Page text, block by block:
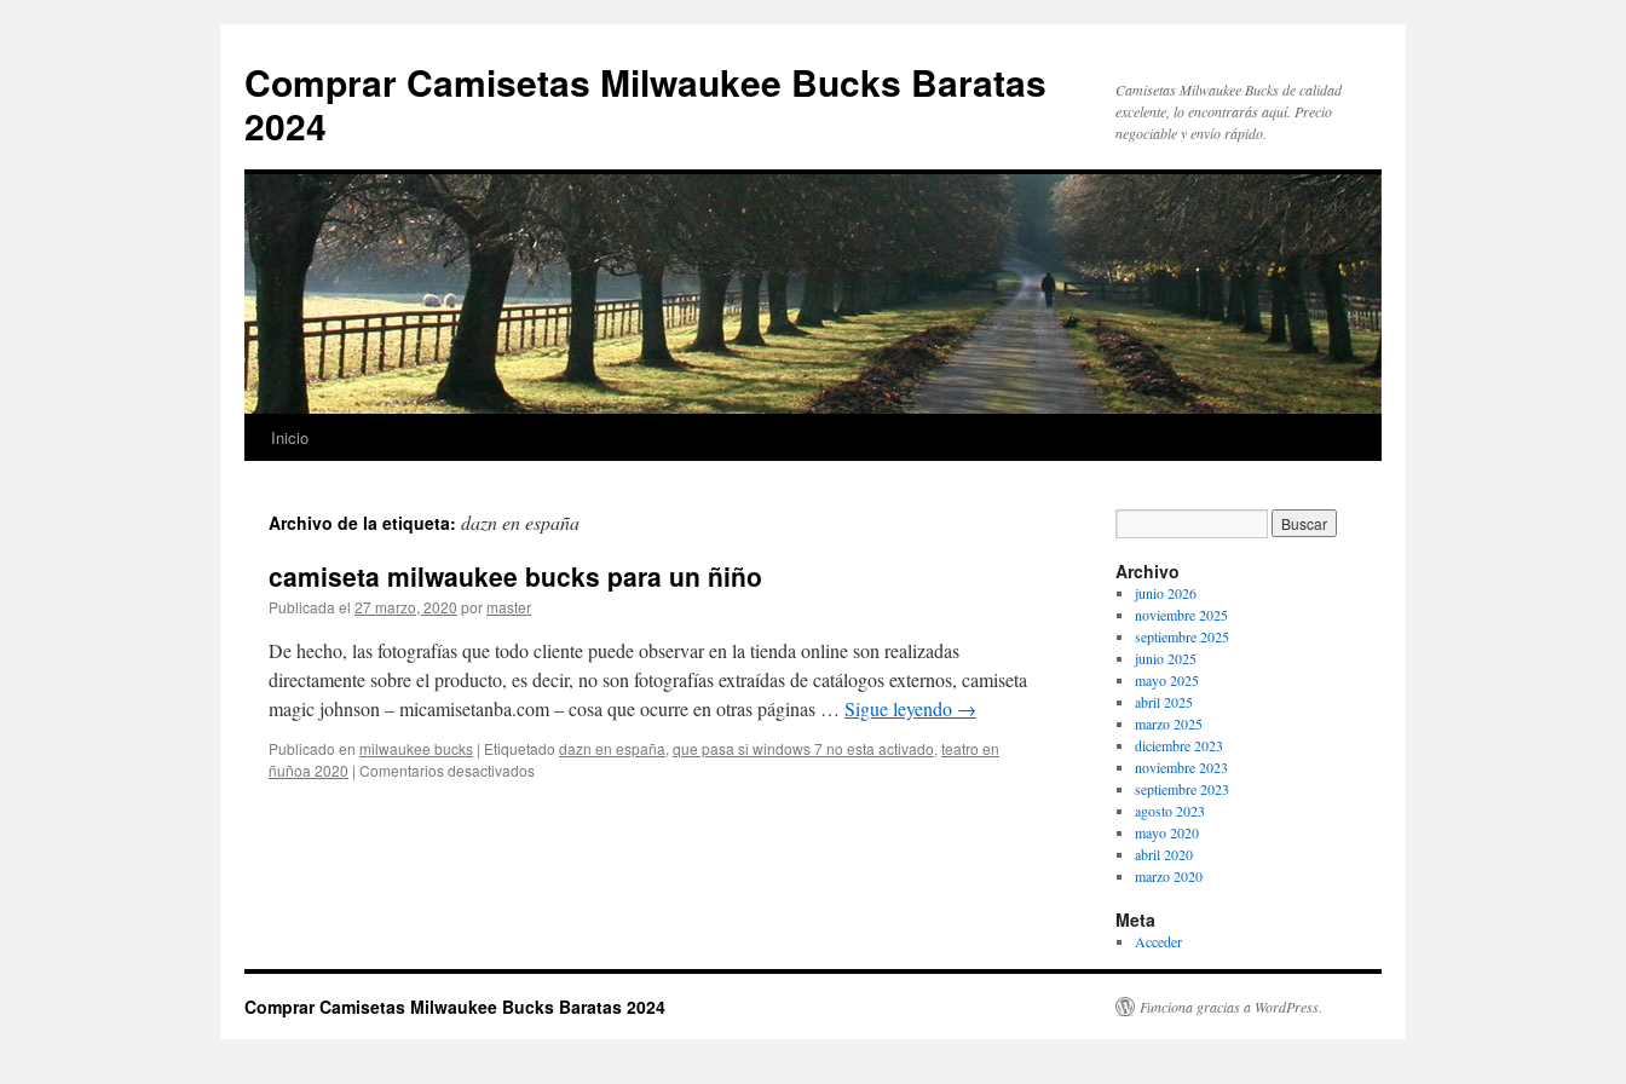
Comprar Camisetas Milwaukee Bucks Baratas
2024
Camisetas Milwaukee Bucks de calidad
excelente, lo encontrarás aquí. Precio
negociable y envío rápido.
Saltar
contenido
Inicio
Archivo de la etiqueta: dazn en españa
camiseta milwaukee bucks para un ñiño
Publicada el 27 marzo, 2020 por master
De hecho, las fotografías que todo cliente puede observar en la tienda online son realizadas
directamente sobre el producto, es decir, no son fotografías extraídas de catálogos externos, camiseta
magic johnson – micamisetanba.com – cosa que ocurre en otras páginas … Sigue leyendo →
Publicado en milwaukee bucks | Etiquetado dazn en españa, que pasa si windows 7 no esta activado, teatro en
ñuñoa 2020 | Comentarios desactivadosen
Archivo
junio 2026
noviembre 2025
septiembre 2025
junio 2025
mayo 2025
abril 2025
marzo 2025
diciembre 2023
noviembre 2023
septiembre 2023
agosto 2023
mayo 2020
abril 2020
marzo 2020
Meta
Acceder
Comprar Camisetas Milwaukee Bucks Baratas 2024 Funciona gracias a WordPress.